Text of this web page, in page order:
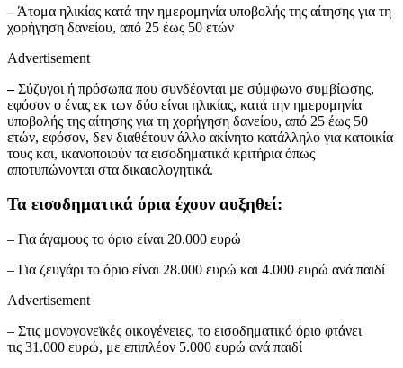
–Άτομα ηλικίας κατά την ημερομηνία υποβολής της αίτησης για τη
χορήγηση δανείου, από 25 έως 50 ετών
Advertisement
–Σύζυγοι ή πρόσωπα που συνδέονται με σύμφωνο συμβίωσης,
εφόσον ο ένας εκ των δύο είναι ηλικίας, κατά την ημερομηνία
υποβολής της αίτησης για τη χορήγηση δανείου, από 25 έως 50
ετών, εφόσον, δεν διαθέτουν άλλο ακίνητο κατάλληλο για κατοικία
τους και, ικανοποιούν τα εισοδηματικά κριτήρια όπως
αποτυπώνονται στα δικαιολογητικά.
Τα εισοδηματικά όρια έχουν αυξηθεί:
– Για άγαμους το όριο είναι 20.000 ευρώ
– Για ζευγάρι το όριο είναι 28.000 ευρώ και 4.000 ευρώ ανά παιδί
Advertisement
– Στις μονογονεϊκές οικογένειες, το εισοδηματικό όριο φτάνει
τις 31.000 ευρώ, με επιπλέον 5.000 ευρώ ανά παιδί